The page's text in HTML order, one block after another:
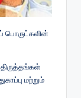
பொருட்களின்
மற்றும்